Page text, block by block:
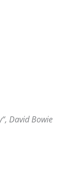
David Bowie